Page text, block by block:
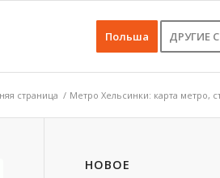
Польша ДРУГИЕ
страница / Метро Хельсинки: карта метро,
НОВОЕ